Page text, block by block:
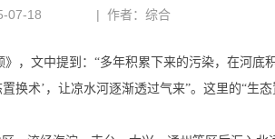
07-18 | 作者： 综合
，文中提到：“多年积累下来的污染，在河底
换术’，让凉水河逐渐透过气来”。这里的“生